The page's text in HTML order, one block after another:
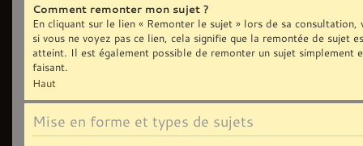
Comment remonter mon sujet ?
En cliquant sur le lien « Remonter le sujet » lors de sa consultation,
si vous ne voyez pas ce lien, cela signifie que la remontée de sujet
atteint. Il est également possible de remonter un sujet simplement
faisant.
Haut
Mise en forme et types de sujets